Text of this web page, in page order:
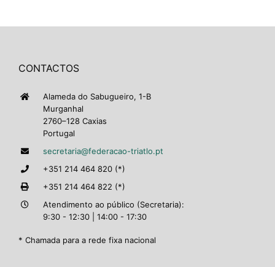
CONTACTOS
Alameda do Sabugueiro, 1-B
Murganhal
2760–128 Caxias
Portugal
secretaria@federacao-triatlo.pt
+351 214 464 820 (*)
+351 214 464 822 (*)
Atendimento ao público (Secretaria):
9:30 - 12:30 | 14:00 - 17:30
* Chamada para a rede fixa nacional